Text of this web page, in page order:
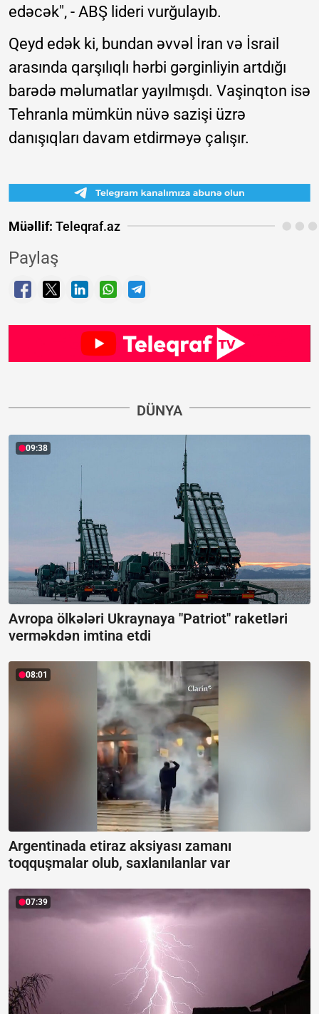
edəcək", - ABŞ lideri vurğulayıb.
Qeyd edək ki, bundan əvvəl İran və İsrail
arasında qarşılıqlı hərbi gərginliyin artdığı
barədə məlumatlar yayılmışdı. Vaşinqton isə
Tehranla mümkün nüvə sazişi üzrə
danışıqları davam etdirməyə çalışır.
Müəllif: Teleqraf.az
Paylaş
DÜNYA
09:38
Avropa ölkələri Ukraynaya "Patriot" raketləri
verməkdən imtina etdi
08:01
Argentinada etiraz aksiyası zamanı
toqquşmalar olub, saxlanılanlar var
07:39